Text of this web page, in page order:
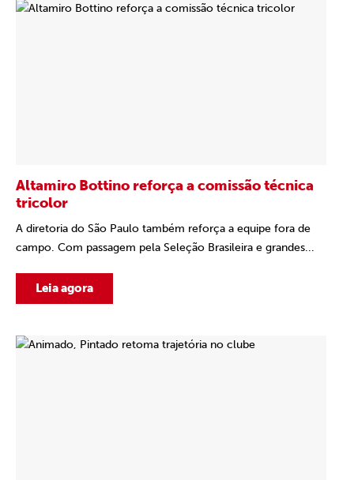
Altamiro Bottino reforça a comissão técnica
tricolor
A diretoria do São Paulo também reforça a equipe fora de
campo. Com passagem pela Seleção Brasileira e grandes...
Leia agora